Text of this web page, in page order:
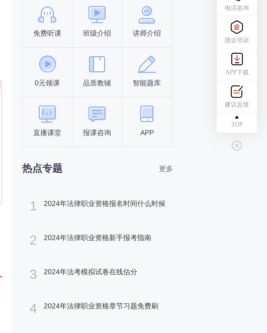
免费听课 班级介绍 讲师介绍
0元领课 品质教辅 智能题库
直播课堂 报课咨询 APP
报名时间
考试时间
热点专题 更多
1 2024年法律职业资格报名时间什么时候
2 2024年法律职业资格新手报考指南
3 2024年法考模拟试卷在线估分
4 2024年法律职业资格章节习题免费刷
电话咨询
团企培训
APP下载
建议反馈
TOP